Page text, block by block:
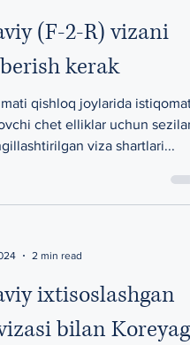
(F-2-R) vizani
kerak
qishloq joylarida istiqomat
chet elliklar uchun
viza shartlari...
2 min read
ixtisoslashgan
bilan Koreyaga